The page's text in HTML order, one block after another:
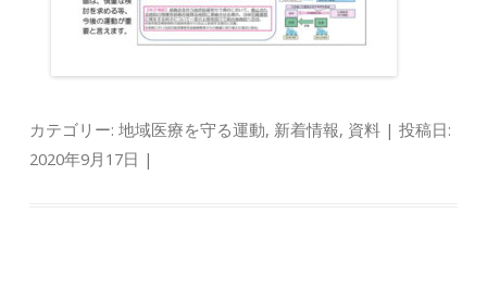
カテゴリー:地域医療を守る運動, 新着情報, 資料 | 投稿日:
2020年9月17日 |